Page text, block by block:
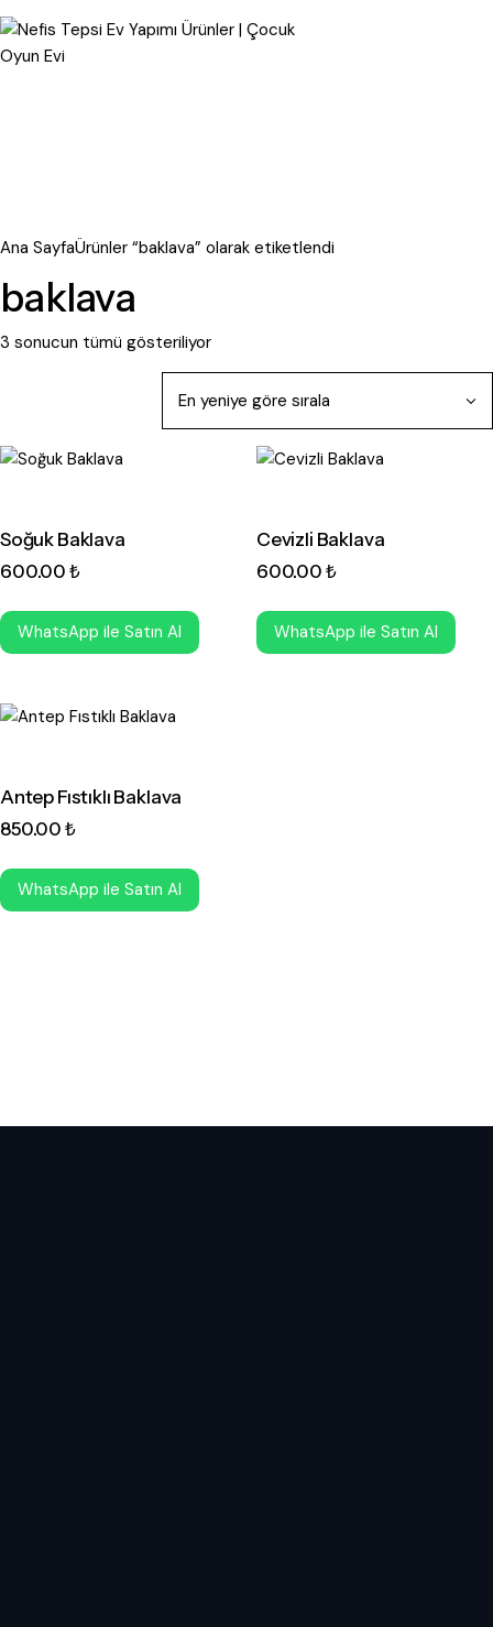
Ana SayfaÜrünler “baklava” olarak etiketlendi
baklava
3 sonucun tümü gösteriliyor
Soğuk Baklava
600.00 ₺
WhatsApp ile Satın Al
Cevizli Baklava
600.00 ₺
WhatsApp ile Satın Al
Antep Fıstıklı Baklava
850.00 ₺
WhatsApp ile Satın Al